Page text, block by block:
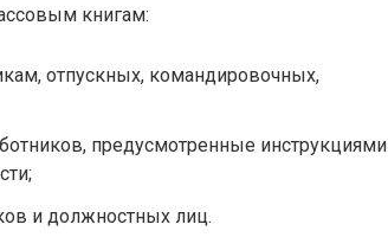
книгам:
отпускных, командировочных,
предусмотренные инструкциями
и должностных лиц.